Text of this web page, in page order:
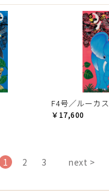
F4号／ルーカス
￥17,600
1 2 3 next >